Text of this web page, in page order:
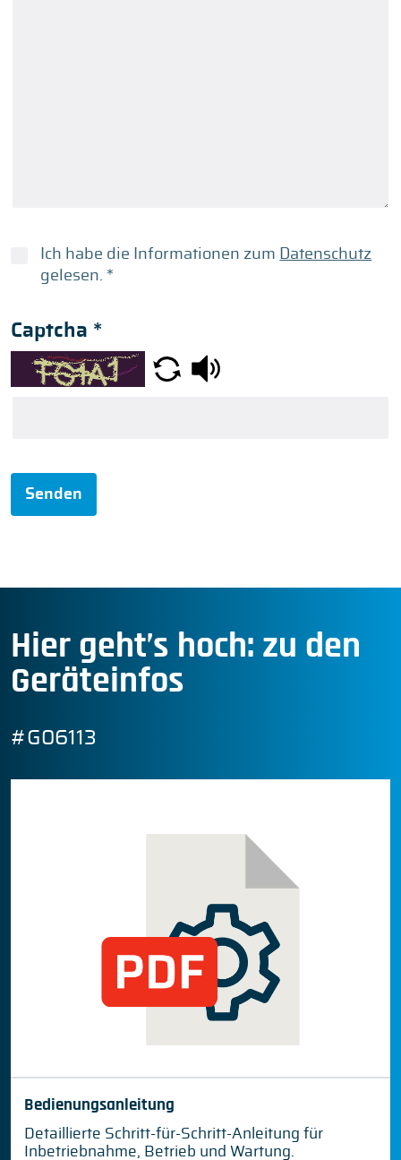
Ich habe die Informationen zum Datenschutz
gelesen. *
Captcha *
Senden
Hier geht’s hoch: zu den
Geräteinfos
#G06113
Bedienungsanleitung
Detaillierte Schritt-für-Schritt-Anleitung für
Inbetriebnahme, Betrieb und Wartung.